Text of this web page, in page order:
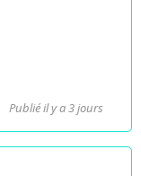
Publié il y a 3 jours